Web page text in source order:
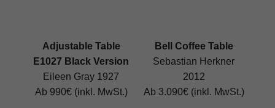
Adjustable Table
E1027 Black Version
Eileen Gray 1927
Ab 990€ (inkl. MwSt.)
Bell Coffee Table
Sebastian Herkner
2012
Ab 3.090€ (inkl. MwSt.)